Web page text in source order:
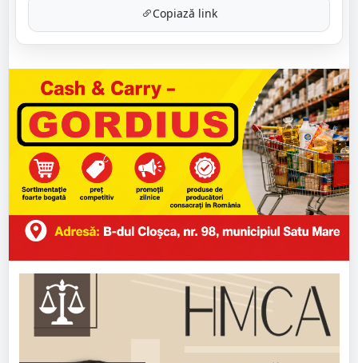
Copiază link